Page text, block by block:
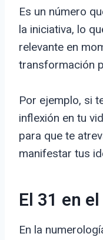
Es un número
la iniciativa, lo
relevante en
transformación
Por ejemplo, si
inflexión en tu
para que te
manifestar tus
El 31 en
En la